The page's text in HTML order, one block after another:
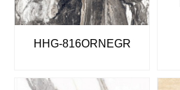
HHG-816ORNEGR